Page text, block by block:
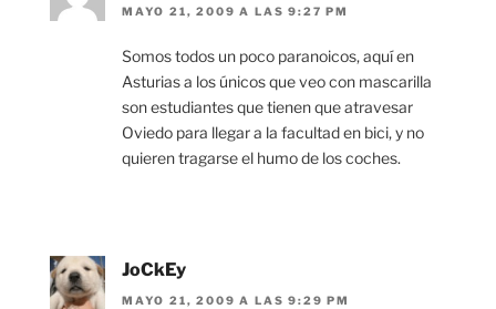
MAYO 21, 2009 A LAS 9:27 PM
Somos todos un poco paranoicos, aquí en
Asturias a los únicos que veo con mascarilla
son estudiantes que tienen que atravesar
Oviedo para llegar a la facultad en bici, y no
quieren tragarse el humo de los coches.
JoCkEy
MAYO 21, 2009 A LAS 9:29 PM